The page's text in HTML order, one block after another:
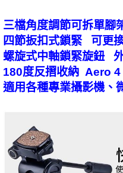
三檔角度調節可拆單腳
四節扳扣式鎖緊 可更
螺旋式中軸鎖緊旋鈕
180度反摺收納 Aero 4
適用各種專業攝影機、